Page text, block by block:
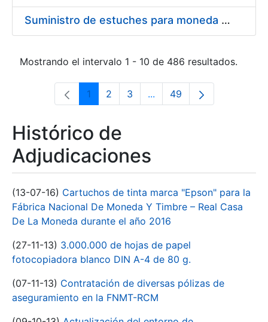
Suministro de estuches para moneda de 30 €
Mostrando el intervalo 1 - 10 de 486 resultados.
Página
1 Página
2 Página
3 ...Páginas intermedias Use
Página
49
Histórico de
Adjudicaciones
(13-07-16) Cartuchos de tinta marca "Epson" para la
Fábrica Nacional De Moneda Y Timbre – Real Casa
De La Moneda durante el año 2016
(27-11-13) 3.000.000 de hojas de papel
fotocopiadora blanco DIN A-4 de 80 g.
(07-11-13) Contratación de diversas pólizas de
aseguramiento en la FNMT-RCM